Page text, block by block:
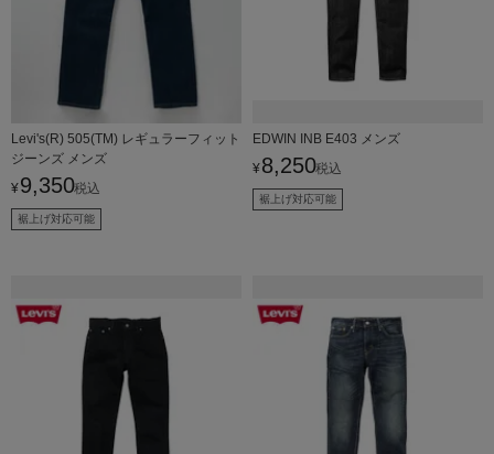
Levi's(R) 505(TM) レギュラーフィット
ジーンズ メンズ
¥ 9,350税込
裾上げ対応可能
EDWIN INB E403 メンズ
¥ 8,250税込
裾上げ対応可能